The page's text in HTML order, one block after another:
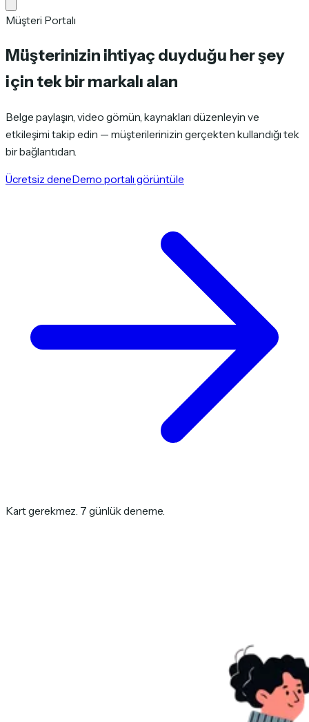
Müşteri Portalı
Müşterinizin ihtiyaç duyduğu her şey
için tek bir markalı alan
Belge paylaşın, video gömün, kaynakları düzenleyin ve
etkileşimi takip edin — müşterilerinizin gerçekten kullandığı tek
bir bağlantıdan.
Ücretsiz deneDemo portalı görüntüle
Kart gerekmez. 7 günlük deneme.